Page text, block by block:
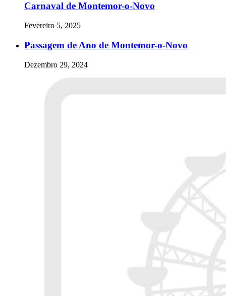
Carnaval de Montemor-o-Novo
Fevereiro 5, 2025
Passagem de Ano de Montemor-o-Novo
Dezembro 29, 2024